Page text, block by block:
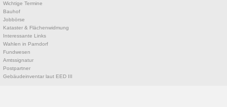
Wichtige Termine
Bauhof
Jobbörse
Kataster & Flächenwidmung
Interessante Links
Wahlen in Parndorf
Fundwesen
Amtssignatur
Postpartner
Gebäudeinventar laut EED III